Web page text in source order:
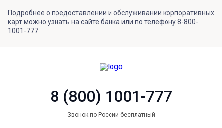
Подробнее о предоставлении и обслуживании корпоративных
карт можно узнать на сайте банка или по телефону 8-800-
1001-777.
8 (800) 1001-777
Звонок по России бесплатный